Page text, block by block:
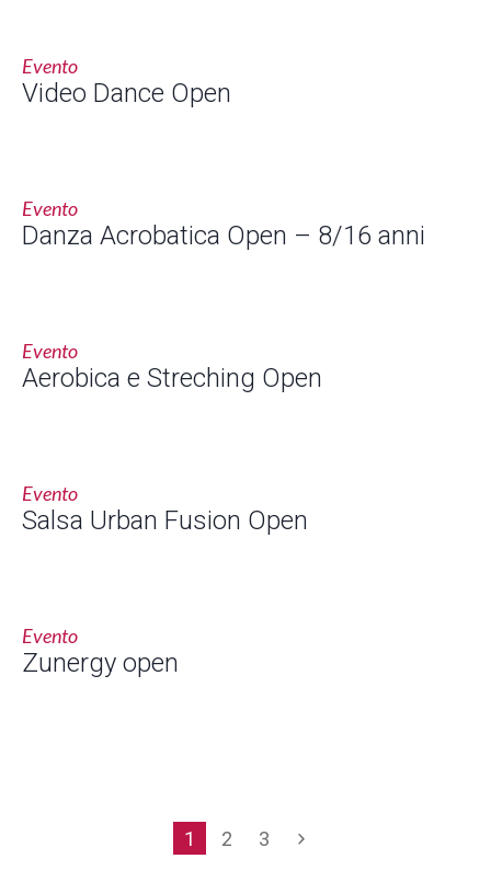
Evento
Video Dance Open
Evento
Danza Acrobatica Open – 8/16 anni
Evento
Aerobica e Streching Open
Evento
Salsa Urban Fusion Open
Evento
Zunergy open
1 2 3